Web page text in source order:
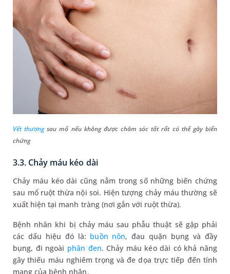
Vết thươngsau mổ nếu không được chăm sóc tốt rất có thể gây biến
chứng
3.3. Chảy máu kéo dài
Chảy máu kéo dài cũng nằm trong số những biến chứng
sau mổ ruột thừa nội soi. Hiện tượng chảy máu thường sẽ
xuất hiện tại manh tràng (nơi gắn với ruột thừa).
Bệnh nhân khi bị chảy máu sau phẫu thuật sẽ gặp phải
các dấu hiệu đó là: buồn nôn, đau quặn bụng và đầy
bụng, đi ngoài phân đen. Chảy máu kéo dài có khả năng
gây thiếu máu nghiêm trọng và đe dọa trực tiếp đến tính
mạng của bệnh nhân.